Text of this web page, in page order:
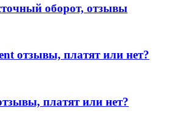
оборот, отзывы
отзывы, платят или нет?
платят или нет?